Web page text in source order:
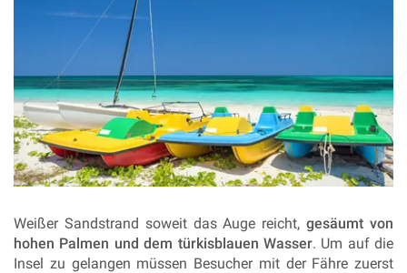
Weißer Sandstrand soweit das Auge reicht,gesäumt von
hohen Palmen und dem türkisblauen Wasser. Um auf die
Insel zu gelangen müssen Besucher mit der Fähre zuerst